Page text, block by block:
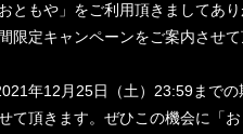
ともや」をご利用頂きましてあり
限定キャンペーンをご案内させて
年12月25日（土）23:59まで
て頂きます。ぜひこの機会に「